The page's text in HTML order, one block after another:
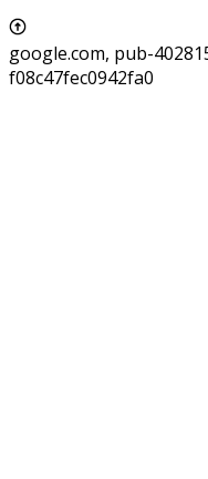
google.com, pub-
f08c47fec0942fa0